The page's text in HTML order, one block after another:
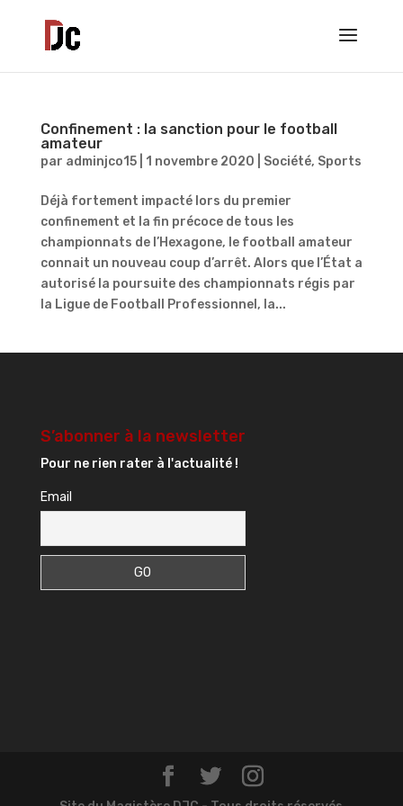
Confinement : la sanction pour le football
amateur
par adminjco15| 1 novembre 2020 Société, Sports
Déjà fortement impacté lors du premier
confinement et la fin précoce de tous les
championnats de l’Hexagone, le football amateur
connait un nouveau coup d’arrêt. Alors que l’État a
autorisé la poursuite des championnats régis par
la Ligue de Football Professionnel, la...
S’abonner à la newsletter
Pour ne rien rater à l'actualité !
Email